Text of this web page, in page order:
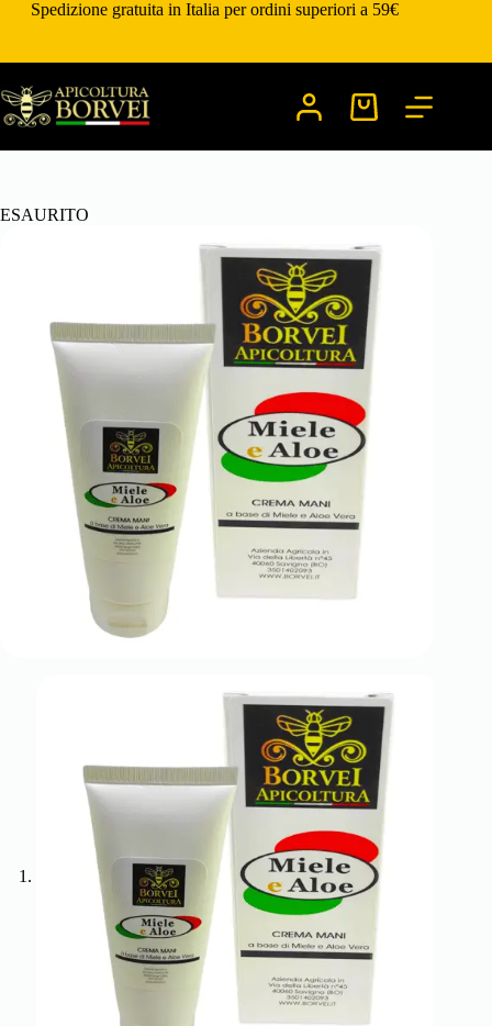
SaltaSpedizione gratuita in Italia per ordini superiori a 59€
Carrello
ESAURITO